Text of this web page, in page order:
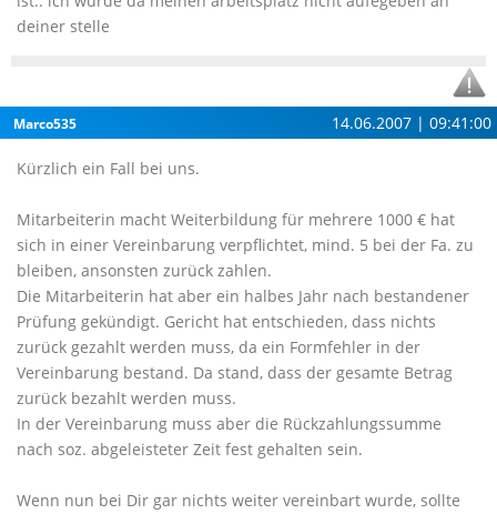
deiner stelle
Marco535 14.06.2007 | 09:41:00
Kürzlich ein Fall bei uns.
Mitarbeiterin macht Weiterbildung für mehrere 1000 € hat
sich in einer Vereinbarung verpflichtet, mind. 5 bei der Fa. zu
bleiben, ansonsten zurück zahlen.
Die Mitarbeiterin hat aber ein halbes Jahr nach bestandener
Prüfung gekündigt. Gericht hat entschieden, dass nichts
zurück gezahlt werden muss, da ein Formfehler in der
Vereinbarung bestand. Da stand, dass der gesamte Betrag
zurück bezahlt werden muss.
In der Vereinbarung muss aber die Rückzahlungssumme
nach soz. abgeleisteter Zeit fest gehalten sein.
Wenn nun bei Dir gar nichts weiter vereinbart wurde, sollte